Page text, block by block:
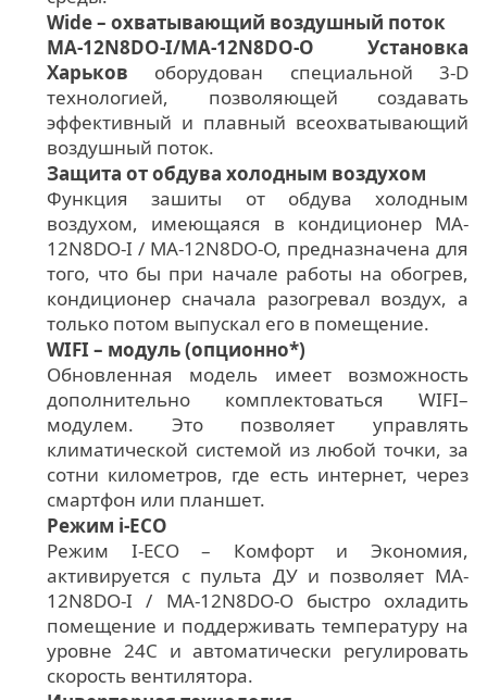
Wide – охватывающий воздушный поток
MA-12N8DO-I/MA-12N8DO-O Установка
Харьков оборудован специальной 3-D
технологией, позволяющей создавать
эффективный и плавный всеохватывающий
воздушный поток.
Защита от обдува холодным воздухом
Функция зашиты от обдува холодным
воздухом, имеющаяся в кондиционер MA-
12N8DO-I / MA-12N8DO-O, предназначена для
того, что бы при начале работы на обогрев,
кондиционер сначала разогревал воздух, а
только потом выпускал его в помещение.
WIFI – модуль (опционно*)
Обновленная модель имеет возможность
дополнительно комплектоваться WIFI–
модулем. Это позволяет управлять
климатической системой из любой точки, за
сотни километров, где есть интернет, через
смартфон или планшет.
Режим i-ECO
Режим I-ECO – Комфорт и Экономия,
активируется с пульта ДУ и позволяет MA-
12N8DO-I / MA-12N8DO-O быстро охладить
помещение и поддерживать температуру на
уровне 24С и автоматически регулировать
скорость вентилятора.